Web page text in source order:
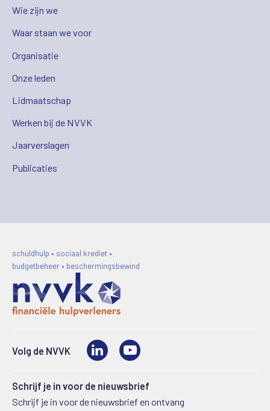
Wie zijn we
Waar staan we voor
Organisatie
Onze leden
Lidmaatschap
Werken bij de NVVK
Jaarverslagen
Publicaties
schuldhulp • sociaal krediet •
budgetbeheer • beschermingsbewind
Volg de NVVK LinkedIn
Schrijf je in voor de nieuwsbrief
Schrijf je in voor de nieuwsbrief en ontvang